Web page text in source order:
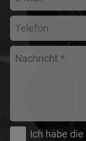
Ich habe die